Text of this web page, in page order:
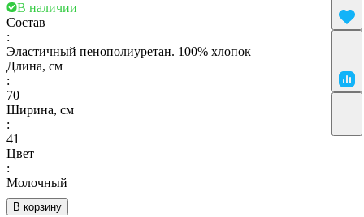
В наличии
В корзину
Состав
:
Эластичный пенополиуретан. 100% хлопок
Длина, см
:
70
Ширина, см
:
41
Цвет
:
Молочный